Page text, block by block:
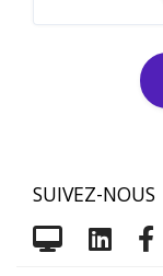
SUIVEZ-NOUS